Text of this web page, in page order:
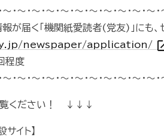
・～・～・～・～・～・～・～・～・～・～
が届く「機関紙愛読者(党友)」にも
newspaper/application/
程度
・～・～・～・～・～・～・～・～・～・～
ください！ ↓↓↓
イト】